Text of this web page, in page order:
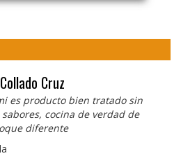
Cruz
es producto bien tratado sin
cocina de verdad de
diferente